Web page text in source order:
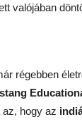
valójában
régebben
hogy az